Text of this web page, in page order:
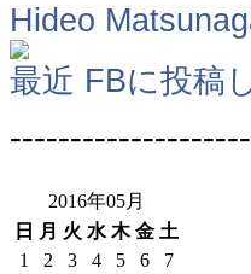
Hideo
最近 FBに投稿
2016年05月
日
月 火 水 木 金 土
1
2 3 4 5 6
7